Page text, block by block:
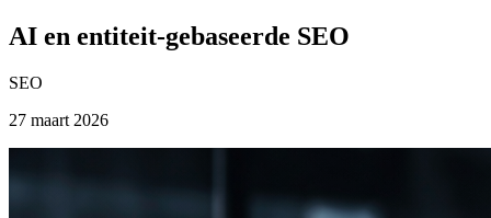
AI en entiteit-gebaseerde SEO
SEO
27 maart 2026